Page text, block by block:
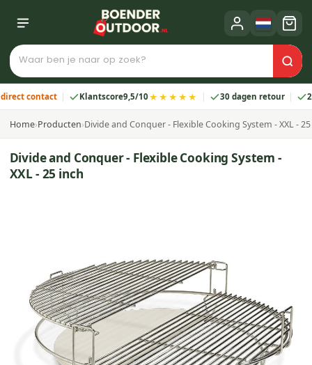
contact Klantscore9,5/10★★★★★ 30 dagen retour 2
Home›Producten›Divide and Conquer - Flexible Cooking System - XXL -
Divide and Conquer - Flexible Cooking System -
XXL - 25 inch